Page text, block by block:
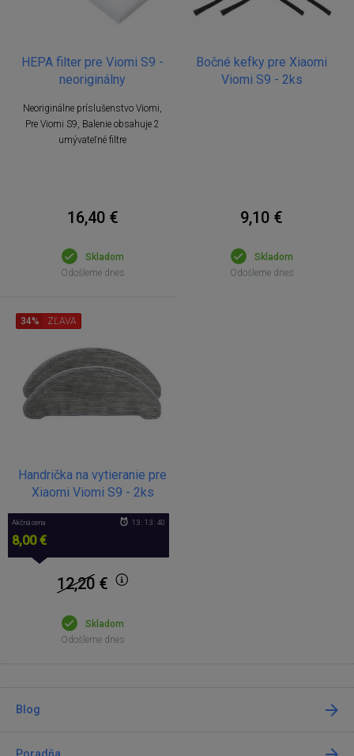
HEPA filter pre Viomi S9 -
neoriginálny
Neoriginálne príslušenstvo Viomi,
Pre Viomi S9, Balenie obsahuje 2
umývateľné filtre
16,40 €
Skladom
Odošleme dnes
Bočné kefky pre Xiaomi
Viomi S9 - 2ks
9,10 €
Skladom
Odošleme dnes
Handrička na vytieranie pre
Xiaomi Viomi S9 - 2ks
34% ZĽAVA
Akčná cena
8,00 €
13 : 13 : 40
12,20€
Skladom
Odošleme dnes
Blog